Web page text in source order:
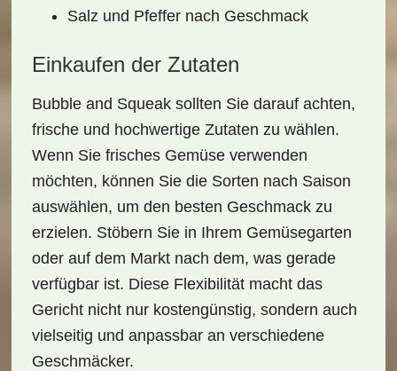
Salz und Pfeffer nach Geschmack
Einkaufen der Zutaten
Bubble and Squeak sollten Sie darauf achten,
frische und hochwertige Zutaten zu wählen.
Wenn Sie frisches Gemüse verwenden
möchten, können Sie die Sorten nach Saison
auswählen, um den besten Geschmack zu
erzielen. Stöbern Sie in Ihrem Gemüsegarten
oder auf dem Markt nach dem, was gerade
verfügbar ist. Diese Flexibilität macht das
Gericht nicht nur kostengünstig, sondern auch
vielseitig und anpassbar an verschiedene
Geschmäcker.